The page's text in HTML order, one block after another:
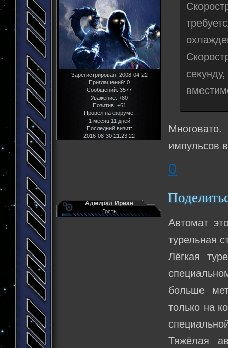
Зарегистрирован: 2008-04-22
Приглашений: 0
Сообщений: 3577
Уважение: +80
Позитив: +61
Провел на форуме:
1 месяц 11 дней
Последний визит:
2016-08-30 21:23:22
импульсов
0
Адмирал Ириан
Гость
Автомат
турельная
Лёгкая
больше
только на
Тяжёлая